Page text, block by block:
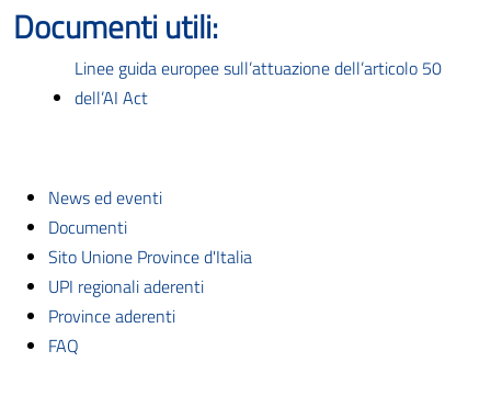
Documenti utili:
Linee guida europee sull’attuazione dell’articolo 50
dell’AI Act
News ed eventi
Documenti
Sito Unione Province d'Italia
UPI regionali aderenti
Province aderenti
FAQ